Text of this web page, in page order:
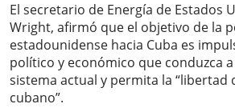
El secretario de Energía de Estados
Wright, afirmó que el objetivo de la
estadounidense hacia Cuba es
político y económico que conduzca
sistema actual y permita la “libertad
cubano”.